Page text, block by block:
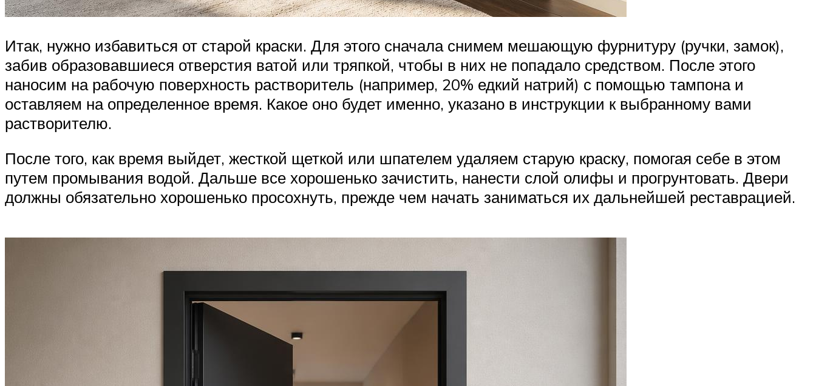
Итак, нужно избавиться от старой краски. Для этого сначала снимем мешающую фурнитуру (ручки, замок),
забив образовавшиеся отверстия ватой или тряпкой, чтобы в них не попадало средством. После этого
наносим на рабочую поверхность растворитель (например, 20% едкий натрий) с помощью тампона и
оставляем на определенное время. Какое оно будет именно, указано в инструкции к выбранному вами
растворителю.
После того, как время выйдет, жесткой щеткой или шпателем удаляем старую краску, помогая себе в этом
путем промывания водой. Дальше все хорошенько зачистить, нанести слой олифы и прогрунтовать. Двери
должны обязательно хорошенько просохнуть, прежде чем начать заниматься их дальнейшей реставрацией.